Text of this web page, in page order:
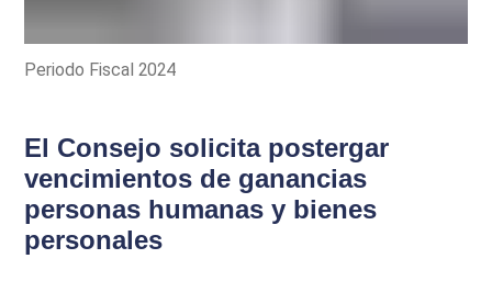
Periodo Fiscal 2024
El Consejo solicita postergar
vencimientos de ganancias
personas humanas y bienes
personales